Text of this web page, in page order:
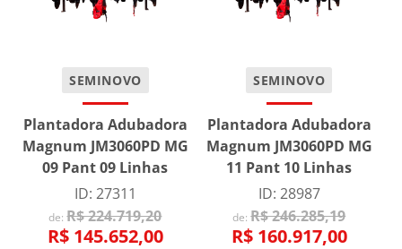
SEMINOVO
Plantadora Adubadora
Magnum JM3060PD MG
09 Pant 09 Linhas
ID: 27311
de:R$ 224.719,20
R$ 145.652,00
SEMINOVO
Plantadora Adubadora
Magnum JM3060PD MG
11 Pant 10 Linhas
ID: 28987
de:R$ 246.285,19
R$ 160.917,00